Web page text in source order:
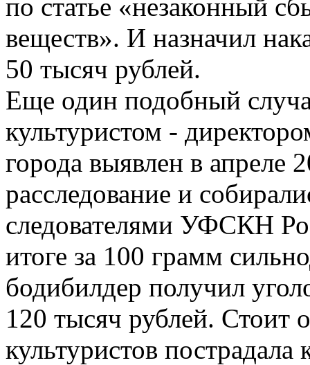
по статье «незаконный
веществ». И назначил
50 тысяч рублей.
Еще один подобный
культуристом -
города выявлен в апреле
расследование и
следователями УФСКН
итоге за 100 грамм
бодибилдер получил
120 тысяч рублей. Стоит
культуристов